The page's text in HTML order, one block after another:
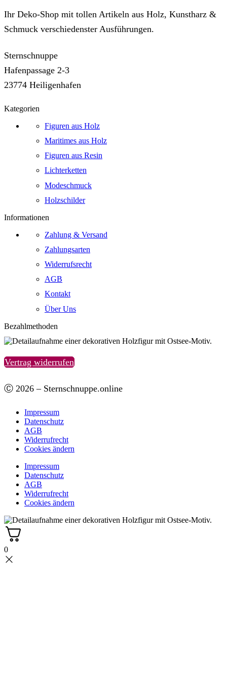
Ihr Deko-Shop mit tollen Artikeln aus Holz, Kunstharz &
Schmuck verschiedenster Ausführungen.
Sternschnuppe
Hafenpassage 2-3
23774 Heiligenhafen
Kategorien
Figuren aus Holz
Maritimes aus Holz
Figuren aus Resin
Lichterketten
Modeschmuck
Holzschilder
Informationen
Zahlung & Versand
Zahlungsarten
Widerrufsrecht
AGB
Kontakt
Über Uns
Bezahlmethoden
Vertrag widerrufen
Ⓒ 2026 – Sternschnuppe.online
Impressum
Datenschutz
AGB
Widerrufrecht
Cookies ändern
Impressum
Datenschutz
AGB
Widerrufrecht
Cookies ändern
0